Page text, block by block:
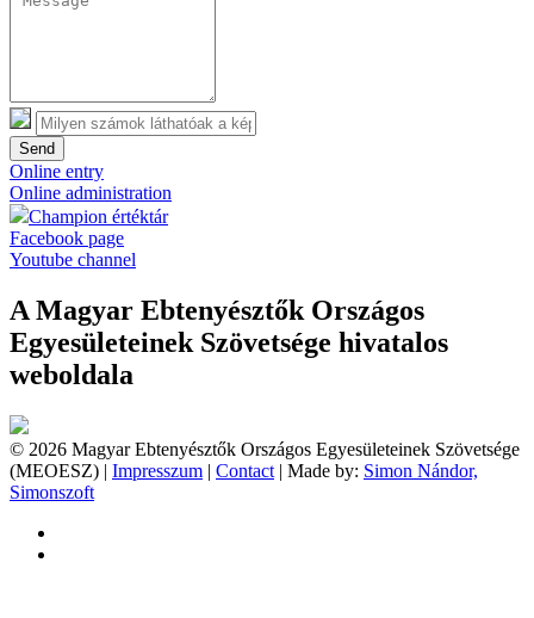
Send
Online entry
Online administration
Champion értéktár
Facebook page
Youtube channel
A Magyar Ebtenyésztők Országos
Egyesületeinek Szövetsége hivatalos
weboldala
© 2026 Magyar Ebtenyésztők Országos Egyesületeinek Szövetsége
(MEOESZ) | Impresszum | Contact | Made by: Simon Nándor,
Simonszoft